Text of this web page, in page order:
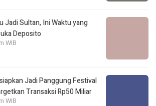
Jadi Sultan, Ini Waktu yang
Deposito
WIB
Jadi Panggung Festival
Transaksi Rp50 Miliar
WIB